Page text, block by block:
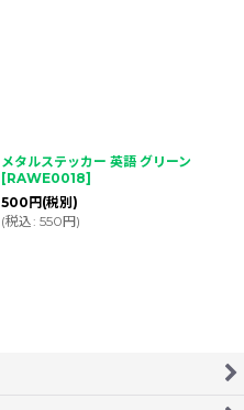
メタルステッカー 英語 グリーン
[RAWE0018]
500 円 (税別)
(税込: 550円)